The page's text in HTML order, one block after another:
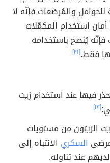
للحوامل والمُرضعات فإنّه لا
استخدام المكمّلات
فإنّه يُنصح باستخدامه
فقط.[١٩]
فيها عند استخدام زيت
[١٣]
الزيتون من مستويات
السكري الانتباه إلى
عند تناوله.